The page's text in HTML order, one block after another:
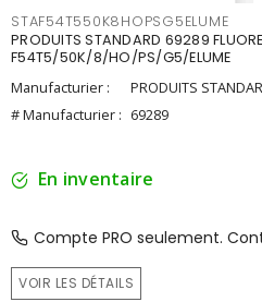
STAF54T550K8HOPSG5ELUME
PRODUITS STANDARD 69289
F54T5/50K/8/HO/PS/G5/ELUME
Manufacturier :
PRODUITS
# Manufacturier : 69289
En inventaire
Compte PRO seulement.
VOIR LES DÉTAILS